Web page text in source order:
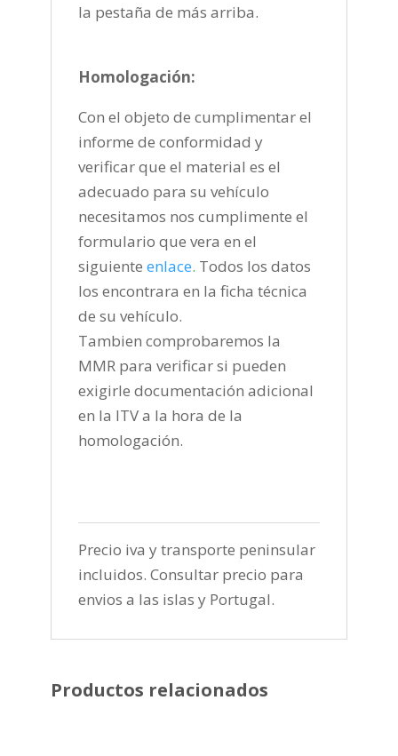
la pestaña de más arriba.
Homologación:
Con el objeto de cumplimentar el
informe de conformidad y
verificar que el material es el
adecuado para su vehículo
necesitamos nos cumplimente el
formulario que vera en el
siguiente enlace. Todos los datos
los encontrara en la ficha técnica
de su vehículo.
Tambien comprobaremos la
MMR para verificar si pueden
exigirle documentación adicional
en la ITV a la hora de la
homologación.
Precio iva y transporte peninsular
incluidos. Consultar precio para
envios a las islas y Portugal.
Productos relacionados